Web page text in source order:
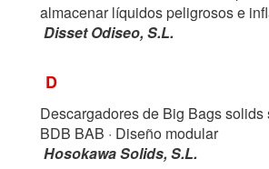
almacenar líquidos peligrosos e
Disset Odiseo, S.L.
D
Descargadores de Big Bags
BDB BAB · Diseño modular
Hosokawa Solids, S.L.